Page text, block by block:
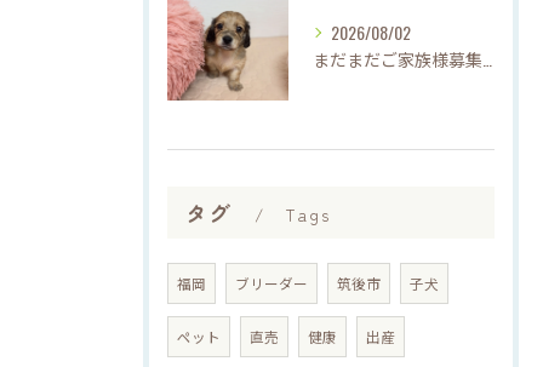
2026/08/02
タグ Tags
福岡 ブリーダー 筑後市 子犬
ペット 直売 健康 出産